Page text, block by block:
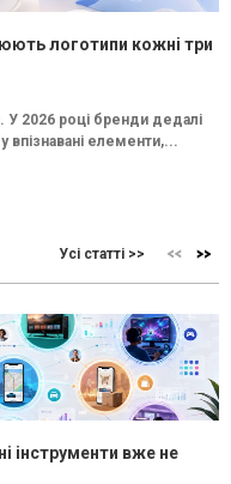
логотипи кожні три
У 2026 році бренди дедалі
впізнавані елементи,...
Усі статті >>
інструменти вже не